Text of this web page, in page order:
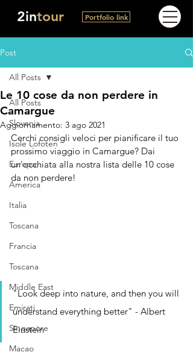
2intour Portfolio link
Post
All Posts
Slovenia
Isole Lofoten
Europa
America
Italia
Toscana
Francia
Toscana
Middle East
Emirati
Singapore
Macao
All Posts
Le 10 cose da non perdere in
Camargue
Aggiornamento: 3 ago 2021
Cerchi consigli veloci per pianificare il tuo
prossimo viaggio in Camargue? Dai
un'occhiata alla nostra lista delle 10 cose
da non perdere!
"Look deep into nature, and then you will
understand everything better" - Albert
Einstein